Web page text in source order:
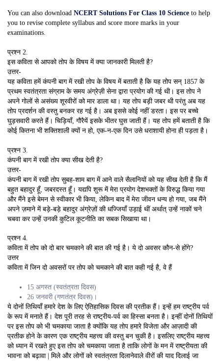
You can also download NCERT Solutions For Class 10 Science to help
you to revise complete syllabus and score more marks in your
examinations.
प्रश्न 2.
इस कविता से आपको तोप के विषय में क्या जानकारी मिलती है?
उत्तर-
यह कविता हमें कंपनी बाग में रखी तोप के विषय में बताती है कि यह तोप सन् 1857 के
प्रथम स्वतंत्रता संग्राम के समय अंग्रेज़ी सेना द्वारा प्रयोग की गई थी। इस तोप ने
अपने गोलों से असंख्य शूरवीरों को मार डाला था। यह तोप बड़ी जबर थी परंतु अब यह
तोप प्रदर्शन की वस्तु बनकर रह गई है। अब इससे कोई नहीं डरता। इस पर बच्चे
घुड़सवारी करते हैं। चिड़ियाँ, गौरैयें इसके भीतर घुस जाती हैं। यह तोप हमें बताती है कि
कोई कितना भी शक्तिशाली क्यों न हो, एक-न-एक दिन उसे धराशायी होना ही पड़ता है।
प्रश्न 3.
कंपनी बाग में रखी तोप क्या सीख देती है?
उत्तर-
कंपनी बाग में रखी तोप सुबह-शाम बाग में आने वाले सैलानियों को यह सीख देती है कि मैं
बहुत बहादुर हूँ, जबरदस्त हूँ। यद्यपि शुरू में मेरा प्रयोग देशभक्तों के विरुद्ध किया गया
और मैंने इसे बेमन से स्वीकार भी किया, लेकिन बाद में मेरा जीवन धन्य हो गया, जब मैंने
अपने ज़माने में बड़े-बड़े बहादुर अंग्रेज़ों की धज्जियाँ उड़ाई थीं अर्थात् उन्हें नाकों चने
चबवा कर उन्हें उनकी कुटिल कूटनीति का सबक सिखाया था।
प्रश्न 4.
कविता में तोप को दो बार चमकाने की बात की गई है। ये दो अवसर कौन-से होंगे?
उत्तर
कविता में जिन दो अवसरों पर तोप को चमकाने की बात कही गई है, वे हैं
15 अगस्त (स्वतंत्रता दिवस)
26 जनवरी (गणतंत्र दिवस)।
ये दोनों तिथियाँ हमारे देश के लिए ऐतिहासिक दिवस की प्रतीक हैं। इन्हें हम राष्ट्रीय पर्व
के रूप में मनाते हैं। देश पूरी तरह से राष्ट्रीय-पर्व का हिस्सा बनता है। इन्हीं दोनों तिथियों
पर इस तोप को भी चमकाया जाता है क्योंकि यह तोप हमारे विजेता और आज़ादी की
प्रतीक होने के कारण एक राष्ट्रीय महत्त्व की वस्तु बन चुकी है। इसलिए राष्ट्रीय महत्त्व
को ध्यान में रखते हुए इस तोप को चमकाया जाता है ताकि लोगों के मन में राष्ट्रीयता की
भावना को बढ़ावा | मिले और लोगों को स्वतंत्रता दिलानेवाले वीरों की याद दिलाई जा